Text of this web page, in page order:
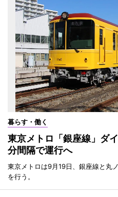
暮らす・働く
東京メトロ「銀座線」ダ
分間隔で運行へ
東京メトロは9月19日、銀座線と丸
を行う。